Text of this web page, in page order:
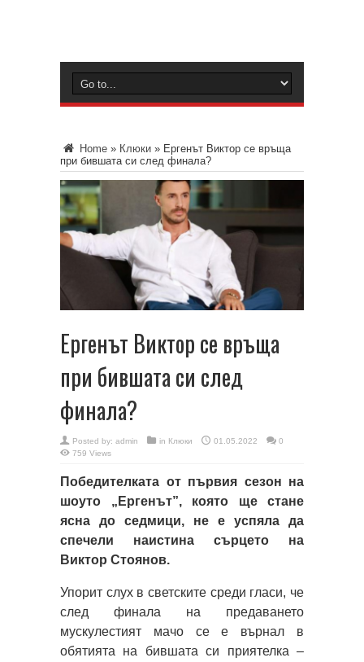
Home » Клюки » Ергенът Виктор се връща
при бившата си след финала?
Ергенът Виктор се връща
при бившата си след
финала?
Posted by: admin in Клюки 01.05.2022
0
759 Views
Победителката от първия сезон на
шоуто „Ергенът”, която ще стане
ясна до седмици, не е успяла да
спечели наистина сърцето на
Виктор Стоянов.
Упорит слух в светските среди гласи, че
след финала на предаването
мускулестият мачо се е върнал в
обятията на бившата си приятелка –